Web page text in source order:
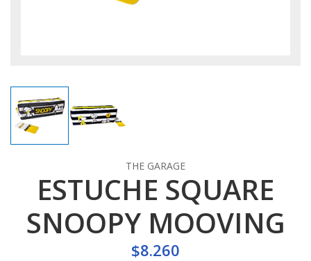
THE GARAGE
ESTUCHE SQUARE
SNOOPY MOOVING
$8.260